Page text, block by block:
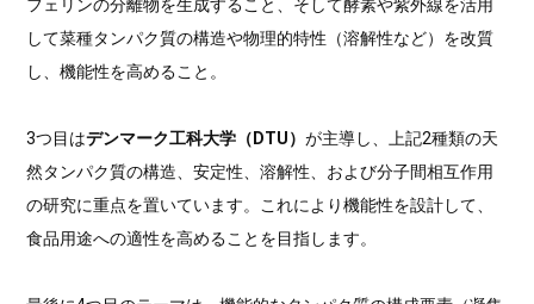
フェリンの分離物を生成すること、そして酵素や紫外線を活用
して菜種タンパク質の構造や物理的特性（溶解性など）を改質
し、機能性を高めること。
3つ目はデンマーク工科大学（DTU）が主導し、上記2種類の天
然タンパク質の構造、安定性、溶解性、および分子間相互作用
の研究に重点を置いています。これにより機能性を設計して、
食品用途への適性を高めることを目指します。